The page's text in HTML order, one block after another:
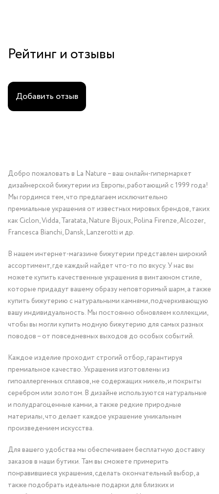
Рейтинг и отзывы
Добавить отзыв
Добро пожаловать в La Nature – ваш онлайн-гипермаркет
дизайнерской бижутерии из Европы, работающий с 1999 года!
Мы гордимся тем, что предлагаем исключительно
премиальные украшения от известных мировых брендов, таких
как Ciclon, Vidda, Taratata, Nature Bijoux, Polina Firenze, Alcozer,
Francesca Bianchi, Dansk, Lanzerotti и др.
В нашем интернет-магазине бижутерии представлен широкий
ассортимент, где каждый найдет что-то по вкусу. У нас вы
можете купить качественные украшения в винтажном стиле,
которые придадут вашему образу неповторимый шарм, а также
купить бижутерию с натуральными камнями, подчеркивающую
вашу индивидуальность. Мы постоянно обновляем коллекции,
чтобы вы могли купить модную бижутерию для самых разных
поводов – от повседневных выходов до особых событий.
Каждое изделие проходит строгий отбор, гарантируя
премиальное качество. Украшения изготовлены из
гипоаллергенных сплавов, не содержащих никель, и покрыты
серебром или золотом. В дизайне используются натуральные
и полудрагоценные камни, а также редкие природные
материалы, что делает каждое украшение уникальным
произведением искусства.
Для вашего удобства мы обеспечиваем бесплатную доставку
заказов в наши бутики. Там вы сможете примерить
понравившиеся украшения, сделать окончательный выбор, а
также подобрать идеальные подарки для близких и